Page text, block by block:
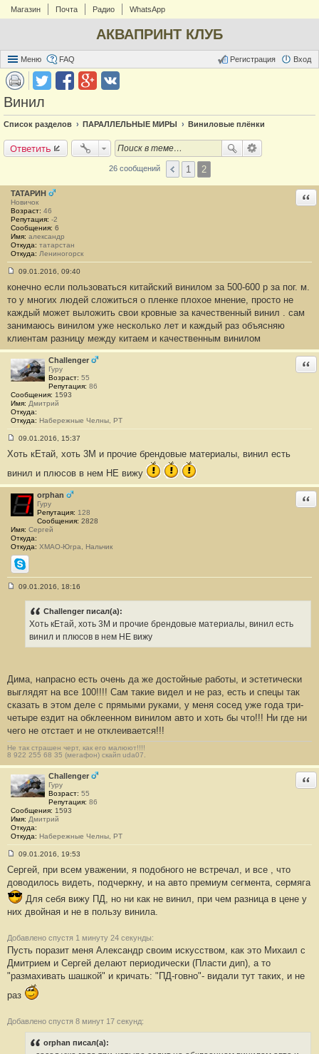
Магазин Почта Радио WhatsApp
АКВАПРИНТ КЛУБ
Меню FAQ Вход
Регистрация
Винил
Список разделов ПАРАЛЛЕЛЬНЫЕ МИРЫ Виниловые плёнки
Ответить
26 сообщений 1 2
ТАТАРИН
Новичок
Возраст: 46
Репутация: -2
Сообщения: 6
Имя: александр
Откуда: татарстан
Откуда: Лениногорск
о
б
щ
н
и
#
2
1
09.01.2016, 09:40
конечно если пользоваться китайский винилом за 500-600 р за пог. м.
то у многих людей сложиться о пленке плохое мнение, просто не
каждый может выложить свои кровные за качественный винил . сам
занимаюсь винилом уже несколько лет и каждый раз объясняю
клиентам разницу между китаем и качественным винилом
Challenger
Гуру
Возраст: 55
Репутация: 86
Сообщения: 1593
Имя: Дмитрий
Откуда:
Откуда: Набережные Челны, РТ
о
б
щ
е
н
и
е
2
2
09.01.2016, 15:37
Хоть кЕтай, хоть 3М и прочие брендовые материалы, винил есть
винил и плюсов в нем НЕ вижу
orphan
Гуру
Репутация: 128
Сообщения: 2828
Имя: Сергей
Откуда:
Откуда: ХМАО-Югра, Нальчик
Skype
2
09.01.2016, 18:16
Challenger писал(а):
Хоть кЕтай, хоть 3М и прочие брендовые материалы, винил есть
винил и плюсов в нем НЕ вижу
Дима, напрасно есть очень да же достойные работы, и эстетически
выглядят на все 100!!!! Сам такие видел и не раз, есть и спецы так
сказать в этом деле с прямыми руками, у меня сосед уже года три-
четыре ездит на обклеенном винилом авто и хоть бы что!!! Ни где ни
чего не отстает и не отклеивается!!!
Не так страшен черт, как его малюют!!!!
8 922 255 68 35 (мегафон) скайп uda07.
Challenger
Гуру
Возраст: 55
Репутация: 86
Сообщения: 1593
Имя: Дмитрий
Откуда:
Откуда: Набережные Челны, РТ
о
о
б
щ
е
н
#
4
09.01.2016, 19:53
Сергей, при всем уважении, я подобного не встречал, и все , что
доводилось видеть, подчеркну, и на авто премиум сегмента, сермяга
Для себя вижу ПД, но ни как не винил, при чем разница в цене у
них двойная и не в пользу винила.
Добавлено спустя 1 минуту 24 секунды:
Пусть поразит меня Александр своим искусством, как это Михаил с
Дмитрием и Сергей делают периодически (Пласти дип), а то
"размахивать шашкой" и кричать: "ПД-говно"- видали тут таких, и не
раз
Добавлено спустя 8 минут 17 секунд:
orphan писал(а):